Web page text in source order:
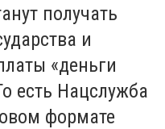
получать
и
«деньги
есть Нацслужба
формате